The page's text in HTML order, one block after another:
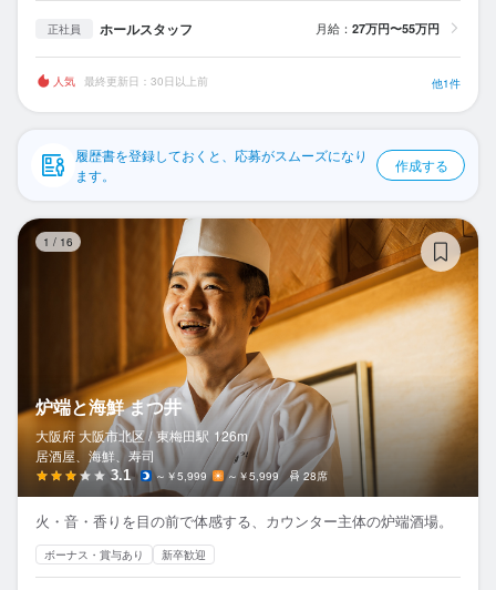
プライバシーポリシー
利用規約
企業情報
正社員 ホールスタッフ 月給： 27万円〜55万円
人気 最終更新日：30日以上前 他1件
履歴書を登録しておくと、応募がスムーズになり
ます。
作成する
1 / 16
炉端と海鮮 まつ井
大阪府 大阪市北区 / 東梅田駅 126m
居酒屋、海鮮、寿司
3.1 ～￥5,999 ～￥5,999 28席
火・音・香りを目の前で体感する、カウンター主体の炉端酒場。
ボーナス・賞与あり 新卒歓迎